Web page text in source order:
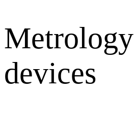
Metrology
devices